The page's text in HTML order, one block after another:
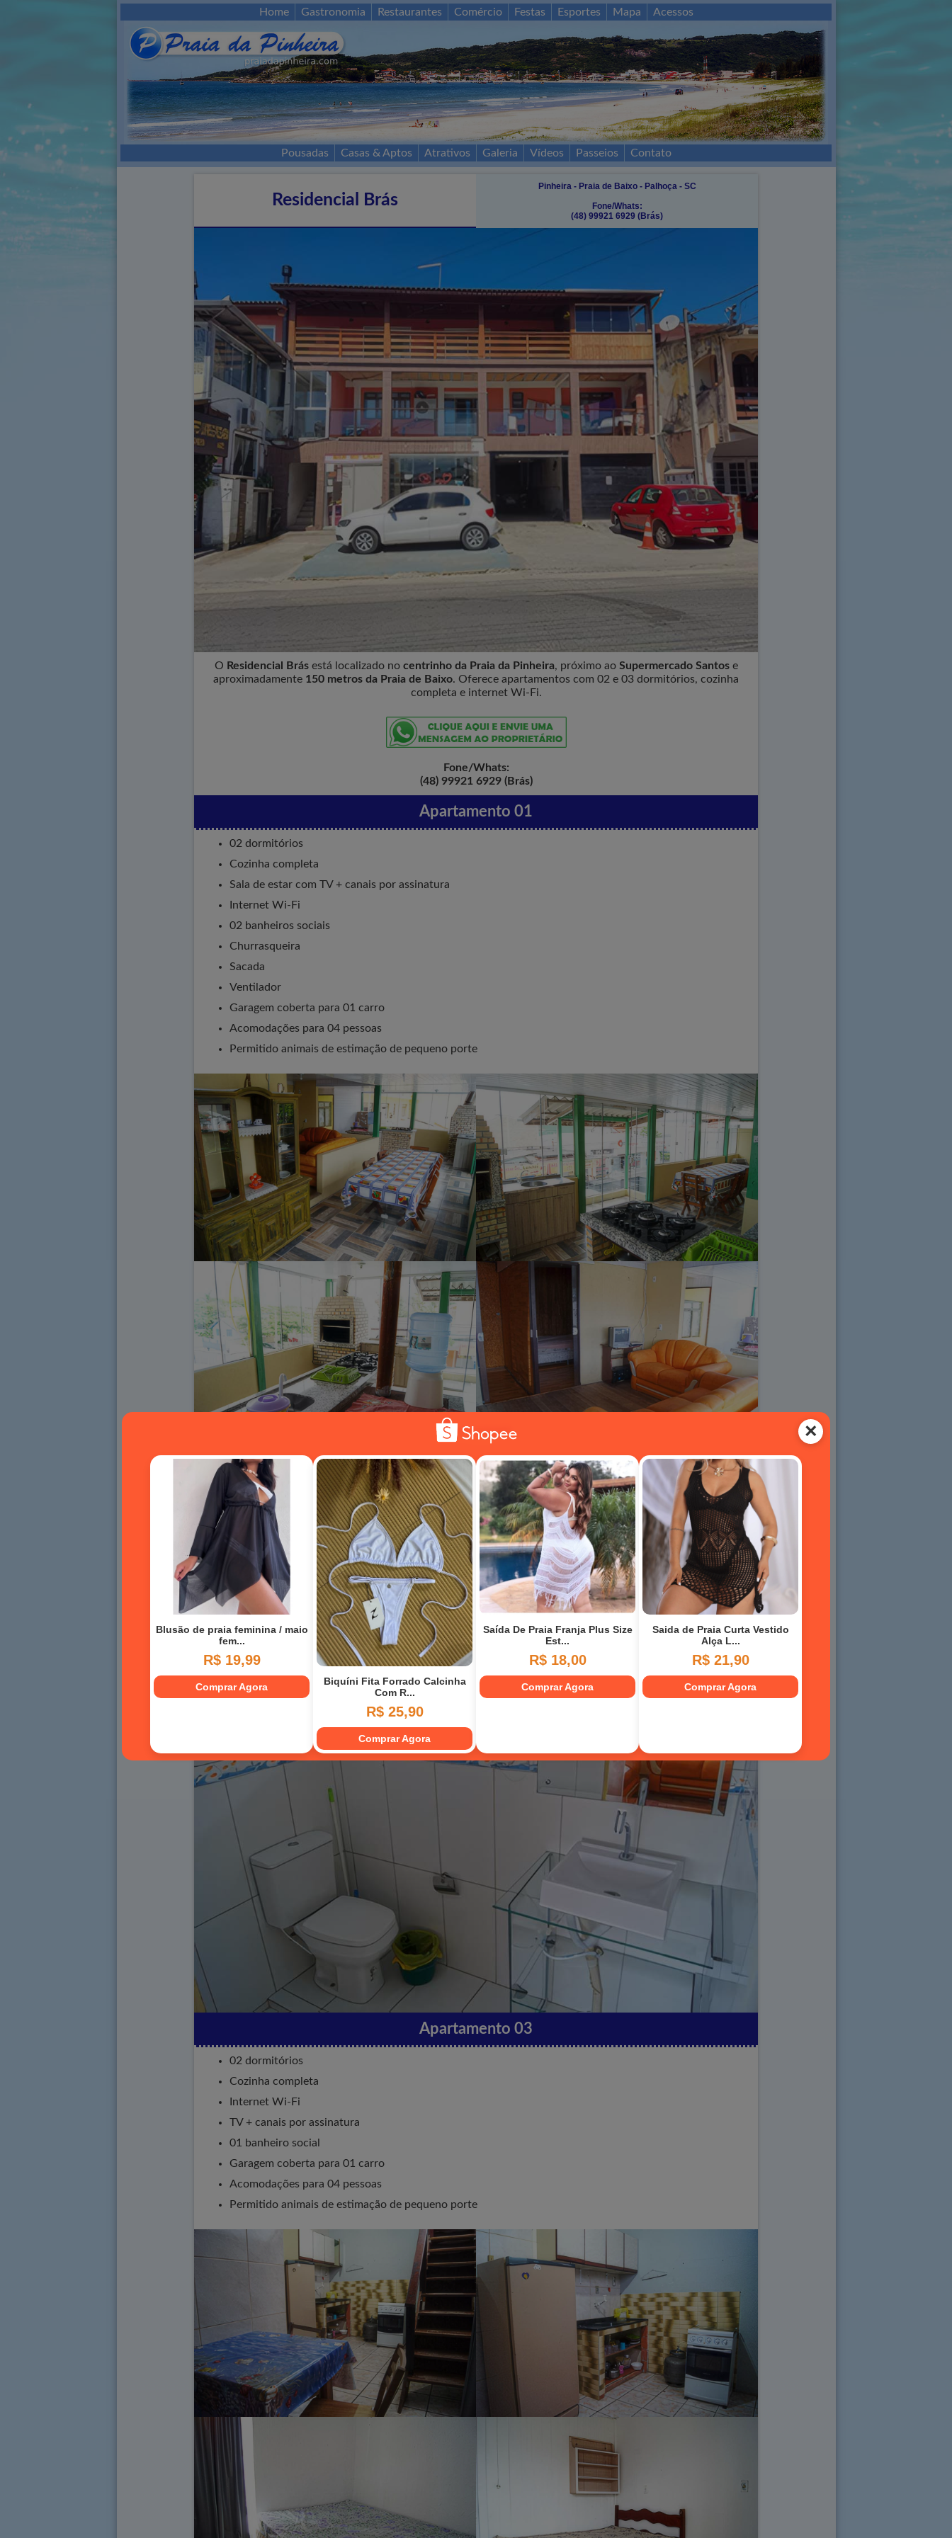
Home Gastronomia Restaurantes Comércio Festas Esportes Mapa Acessos
Pousadas Casas & Aptos Atrativos Galeria Vídeos Passeios Contato
Residencial Brás
Pinheira - Praia de Baixo - Palhoça - SC
Fone/Whats:
(48) 99921 6929 (Brás)
O Residencial Brásestá localizado no centrinho da Praia da Pinheira, próximo ao Supermercado Santose
aproximadamente 150 metros da Praia de Baixo. Oferece apartamentos com 02 e 03 dormitórios, cozinha
completa e internet Wi-Fi.
Fone/Whats:
(48) 99921 6929 (Brás)
Apartamento 01
02 dormitórios
Cozinha completa
Sala de estar com TV + canais por assinatura
Internet Wi-Fi
02 banheiros sociais
Churrasqueira
Sacada
Ventilador
Garagem coberta para 01 carro
Acomodações para 04 pessoas
Permitido animais de estimação de pequeno porte
Apartamento 03
02 dormitórios
Cozinha completa
Internet Wi-Fi
TV + canais por assinatura
01 banheiro social
Garagem coberta para 01 carro
Acomodações para 04 pessoas
Permitido animais de estimação de pequeno porte